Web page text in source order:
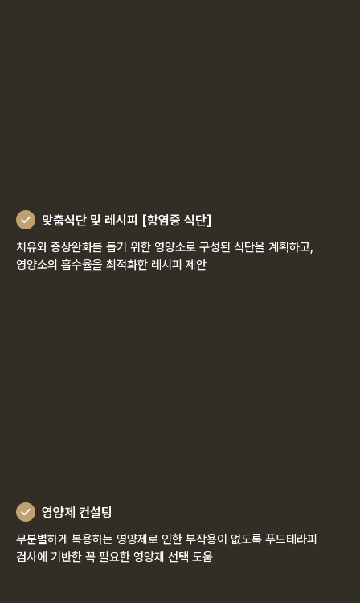
맞춤식단 및 레시피 [항염증 식단]
치유와 증상완화를 돕기 위한 영양소로 구성된 식단을 계획하고,
영양소의 흡수율을 최적화한 레시피 제안
영양제 컨설팅
무분별하게 복용하는 영양제로 인한 부작용이 없도록 푸드테라피
검사에 기반한 꼭 필요한 영양제 선택 도움